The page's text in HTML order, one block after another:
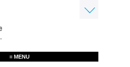
≡ MENU